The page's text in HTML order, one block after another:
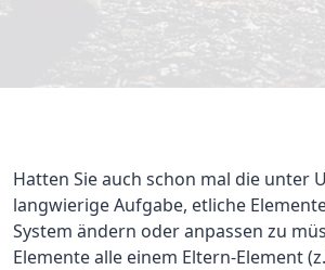
Hatten Sie auch schon mal die unter
langwierige Aufgabe, etliche
System ändern oder anpassen zu
Elemente alle einem Eltern-Element